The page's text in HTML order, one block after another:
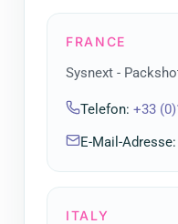
FRANCE
Sysnext -
Telefon: +33
E-Mail-Adresse:
ITALY